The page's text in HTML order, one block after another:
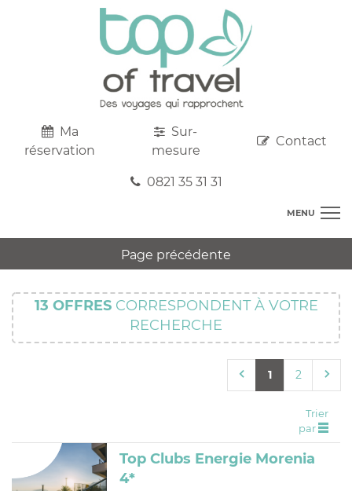
Ma
réservation
Sur-
mesure
Contact
0821 35 31 31
MENU
DESTINATIONS
AU DEPART DE CHEZ VOUS
SEJOURS
CIRCUITS
Page précédente
13 OFFRESCORRESPONDENT À VOTRE
RECHERCHE
1 2
Trier
par
Top Clubs Energie Morenia
4*